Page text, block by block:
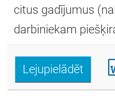
citus gadījumus
darbiniekam
Lejupielādēt